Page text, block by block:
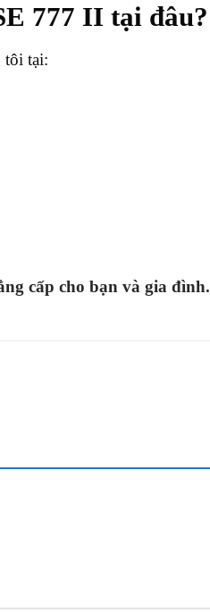
777 II tại đâu?
tôi tại:
cấp cho bạn và gia đình.